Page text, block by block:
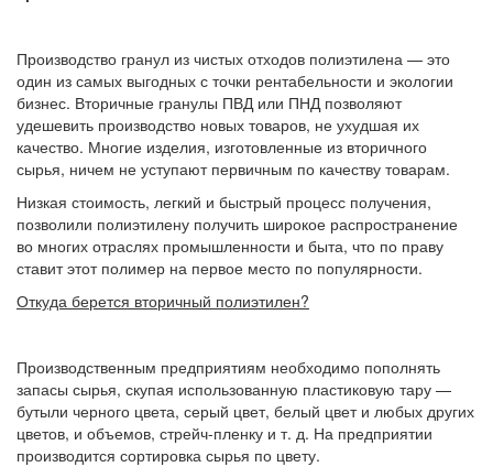
Производство гранул из чистых отходов полиэтилена — это
один из самых выгодных с точки рентабельности и экологии
бизнес. Вторичные гранулы ПВД или ПНД позволяют
удешевить производство новых товаров, не ухудшая их
качество. Многие изделия, изготовленные из вторичного
сырья, ничем не уступают первичным по качеству товарам.
Низкая стоимость, легкий и быстрый процесс получения,
позволили полиэтилену получить широкое распространение
во многих отраслях промышленности и быта, что по праву
ставит этот полимер на первое место по популярности.
Откуда берется вторичный полиэтилен?
Производственным предприятиям необходимо пополнять
запасы сырья, скупая использованную пластиковую тару —
бутыли черного цвета, серый цвет, белый цвет и любых других
цветов, и объемов, стрейч-пленку и т. д. На предприятии
производится сортировка сырья по цвету.